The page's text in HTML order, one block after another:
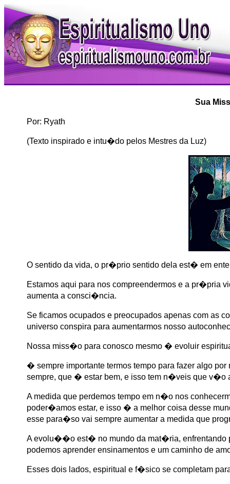
Sua
Por: Ryath
(Texto inspirado e intu�do pelos Mestres da Luz)
O sentido da vida, o pr�prio sentido dela est� em
Estamos aqui para nos compreendermos e a pr�pria
aumenta a consci�ncia.
Se ficamos ocupados e preocupados apenas com as
universo conspira para aumentarmos nosso
Nossa miss�o para conosco mesmo � evoluir
� sempre importante termos tempo para fazer algo
sempre, que � estar bem, e isso tem n�veis que v�o
A medida que perdemos tempo em n�o nos
poder�amos estar, e isso � a melhor coisa desse
esse para�so vai sempre aumentar a medida que
A evolu��o est� no mundo da mat�ria, enfrentando
podemos aprender ensinamentos e um caminho de
Esses dois lados, espiritual e f�sico se completam